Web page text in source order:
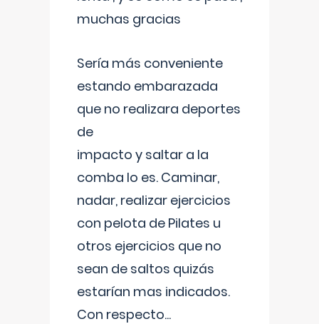
muchas gracias
Sería más conveniente
estando embarazada
que no realizara deportes
de
impacto y saltar a la
comba lo es. Caminar,
nadar, realizar ejercicios
con pelota de Pilates u
otros ejercicios que no
sean de saltos quizás
estarían mas indicados.
Con respecto...